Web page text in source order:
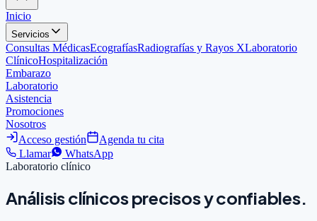
Inicio
Servicios
Consultas MédicasEcografíasRadiografías y Rayos XLaboratorio
ClínicoHospitalización
Embarazo
Laboratorio
Asistencia
Promociones
Nosotros
Acceso gestión
Agenda tu cita
Llamar
WhatsApp
Laboratorio clínico
Análisis clínicosprecisosy confiables.